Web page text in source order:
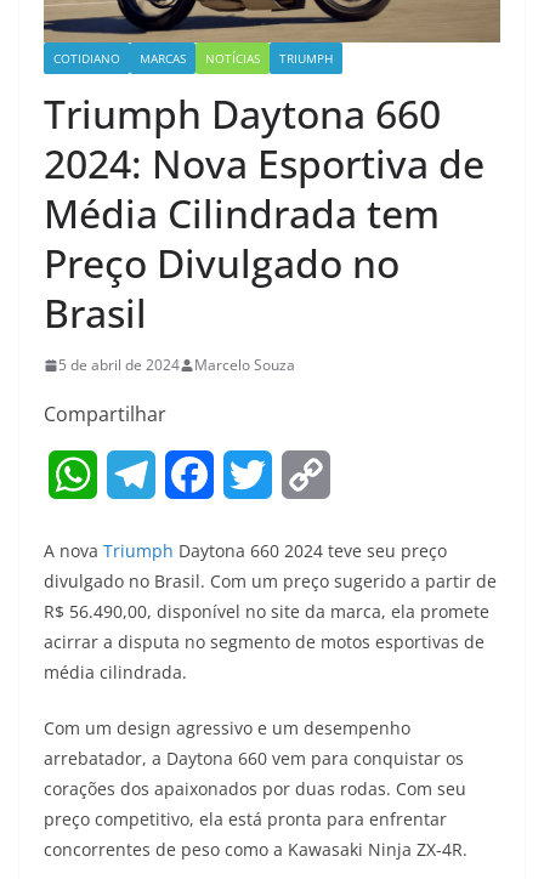
COTIDIANO MARCAS NOTÍCIAS TRIUMPH
Triumph Daytona 660
2024: Nova Esportiva de
Média Cilindrada tem
Preço Divulgado no
Brasil
5 de abril de 2024 Marcelo Souza
Compartilhar
W
a
t
s
p
p
l
e
g
a
m
c
e
o
k
i
t
r
p
y
n
k
A nova Triumph Daytona 660 2024 teve seu preço
divulgado no Brasil. Com um preço sugerido a partir de
R$ 56.490,00, disponível no site da marca, ela promete
acirrar a disputa no segmento de motos esportivas de
média cilindrada.
Com um design agressivo e um desempenho
arrebatador, a Daytona 660 vem para conquistar os
corações dos apaixonados por duas rodas. Com seu
preço competitivo, ela está pronta para enfrentar
concorrentes de peso como a Kawasaki Ninja ZX-4R.